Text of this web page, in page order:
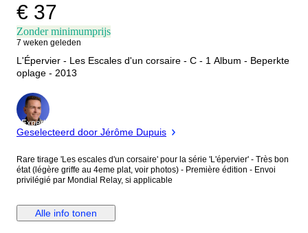
€ 37
Zonder minimumprijs
7 weken geleden
L'Épervier - Les Escales d'un corsaire - C - 1 Album - Beperkte
oplage - 2013
Expert
Geselecteerd door Jérôme Dupuis
Rare tirage 'Les escales d'un corsaire' pour la série 'L'épervier' - Très bon
état (légère griffe au 4eme plat, voir photos) - Première édition - Envoi
privilégié par Mondial Relay, si applicable
Alle info tonen